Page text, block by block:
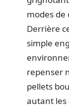
modes
Derrière
simple
repenser
pellets
autant les